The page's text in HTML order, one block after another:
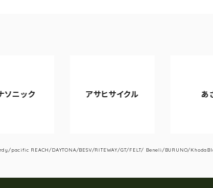
アサヒサイクル
pacific REACH/DAYTONA/BESV/RITEWAY/GT/FELT/ Beneli/BURUNO/